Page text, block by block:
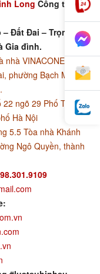
Long Công ty luật
Đất Đai – Trọng tài
Gia đình.
nhà VINACONEX
phường Bạch Mai,
22 ngõ 29 Phố Trạm,
Hà Nội
5.5 Tòa nhà Khánh
Ngô Quyền, thành